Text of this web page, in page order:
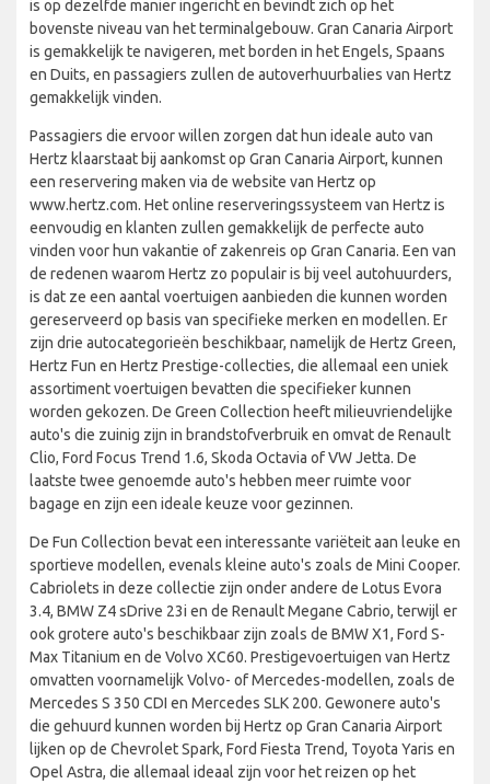
is op dezelfde manier ingericht en bevindt zich op het
bovenste niveau van het terminalgebouw. Gran Canaria Airport
is gemakkelijk te navigeren, met borden in het Engels, Spaans
en Duits, en passagiers zullen de autoverhuurbalies van Hertz
gemakkelijk vinden.
Passagiers die ervoor willen zorgen dat hun ideale auto van
Hertz klaarstaat bij aankomst op Gran Canaria Airport, kunnen
een reservering maken via de website van Hertz op
www.hertz.com. Het online reserveringssysteem van Hertz is
eenvoudig en klanten zullen gemakkelijk de perfecte auto
vinden voor hun vakantie of zakenreis op Gran Canaria. Een van
de redenen waarom Hertz zo populair is bij veel autohuurders,
is dat ze een aantal voertuigen aanbieden die kunnen worden
gereserveerd op basis van specifieke merken en modellen. Er
zijn drie autocategorieën beschikbaar, namelijk de Hertz Green,
Hertz Fun en Hertz Prestige-collecties, die allemaal een uniek
assortiment voertuigen bevatten die specifieker kunnen
worden gekozen. De Green Collection heeft milieuvriendelijke
auto's die zuinig zijn in brandstofverbruik en omvat de Renault
Clio, Ford Focus Trend 1.6, Skoda Octavia of VW Jetta. De
laatste twee genoemde auto's hebben meer ruimte voor
bagage en zijn een ideale keuze voor gezinnen.
De Fun Collection bevat een interessante variëteit aan leuke en
sportieve modellen, evenals kleine auto's zoals de Mini Cooper.
Cabriolets in deze collectie zijn onder andere de Lotus Evora
3.4, BMW Z4 sDrive 23i en de Renault Megane Cabrio, terwijl er
ook grotere auto's beschikbaar zijn zoals de BMW X1, Ford S-
Max Titanium en de Volvo XC60. Prestigevoertuigen van Hertz
omvatten voornamelijk Volvo- of Mercedes-modellen, zoals de
Mercedes S 350 CDI en Mercedes SLK 200. Gewonere auto's
die gehuurd kunnen worden bij Hertz op Gran Canaria Airport
lijken op de Chevrolet Spark, Ford Fiesta Trend, Toyota Yaris en
Opel Astra, die allemaal ideaal zijn voor het reizen op het